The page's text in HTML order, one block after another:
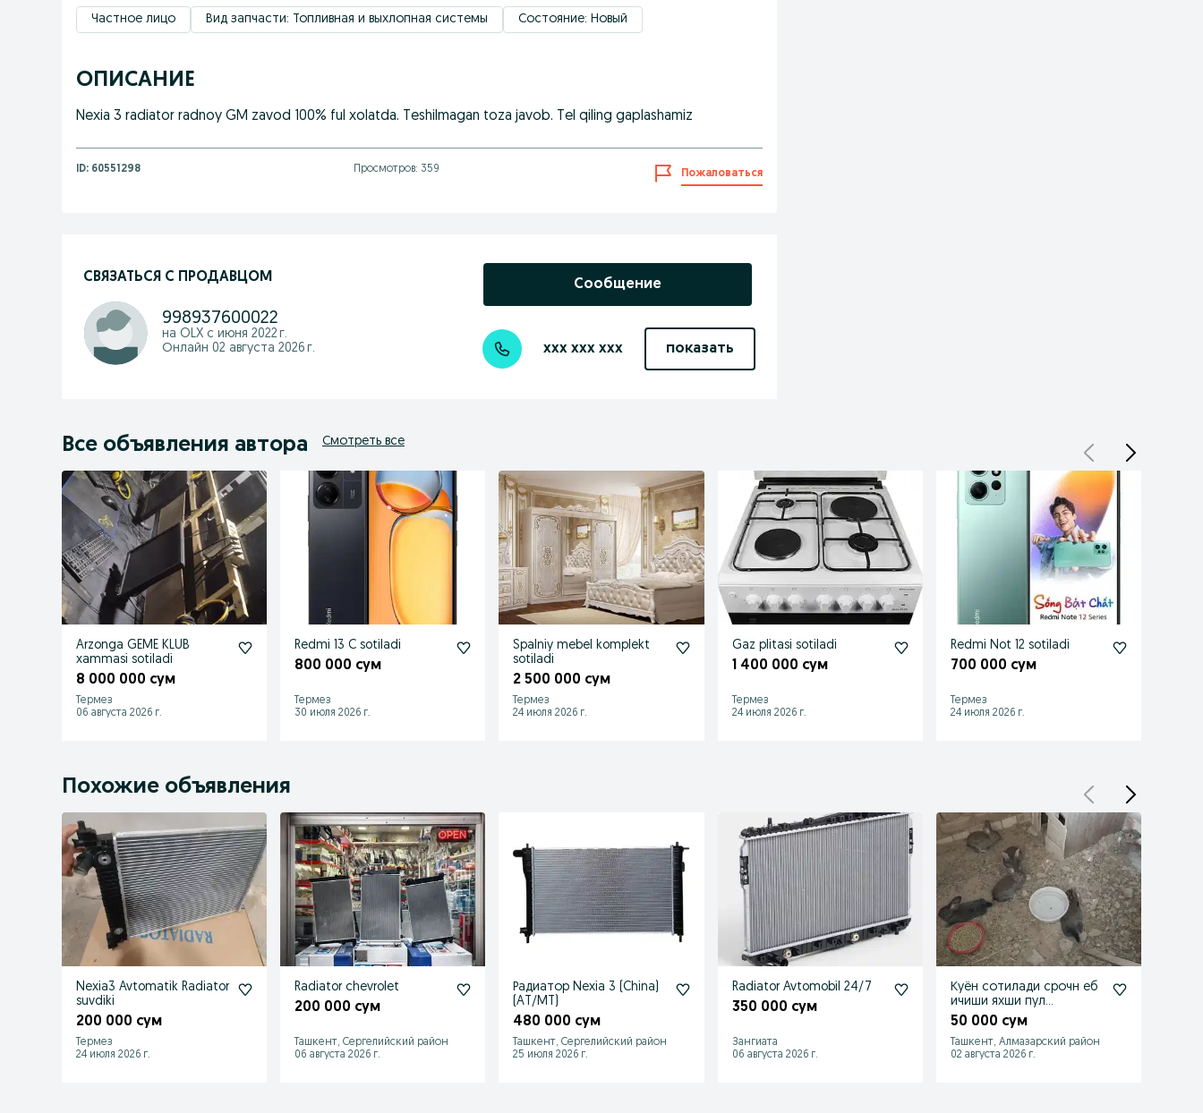
Частное лицо Вид запчасти: Топливная и выхлопная системы Состояние: Новый
ОПИСАНИЕ
Nexia 3 radiator radnoy GM zavod 100% ful xolatda. Teshilmagan toza javob. Tel qiling gaplashamiz
ID: 60551298 Просмотров: 359 Пожаловаться
СВЯЗАТЬСЯ С ПРОДАВЦОМ
998937600022
на OLX с июня 2022 г.
Онлайн 02 августа 2026 г.
Сообщение
xxx xxx xxx показать
Все объявления автора Смотреть все
Arzonga GEME KLUB
xammasi sotiladi
8 000 000 сум
Термез
06 августа 2026 г.
Redmi 13 C sotiladi
800 000 сум
Термез
30 июля 2026 г.
Spalniy mebel komplekt
sotiladi
2 500 000 сум
Термез
24 июля 2026 г.
Gaz plitasi sotiladi
1 400 000 сум
Термез
24 июля 2026 г.
Redmi Not 12 sotiladi
700 000 сум
Термез
24 июля 2026 г.
Похожие объявления
Nexia3 Avtomatik Radiator
suvdiki
200 000 сум
Термез
24 июля 2026 г.
Radiator chevrolet
200 000 сум
Ташкент, Сергелийский район
06 августа 2026 г.
Радиатор Nexia 3 (China)
(AT/MT)
480 000 сум
Ташкент, Сергелийский район
25 июля 2026 г.
Radiator Avtomobil 24/7
350 000 сум
Зангиата
06 августа 2026 г.
Куён сотилади срочн еб
ичиши яхши пул
зарулигидан
50 000 сум
Ташкент, Алмазарский район
02 августа 2026 г.